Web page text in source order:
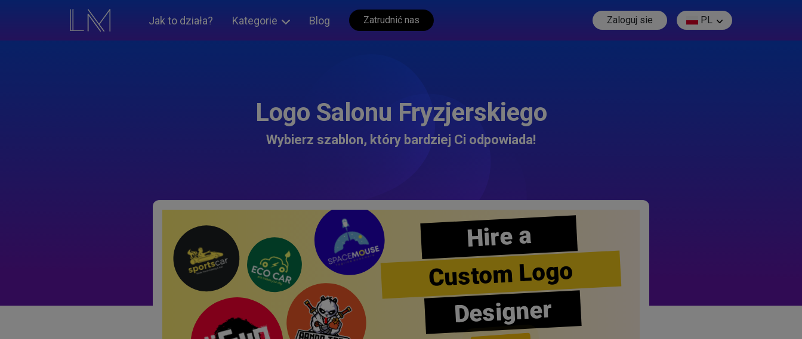
Jak to działa? Kategorie Blog Zatrudnić nas Zaloguj sie PL
Logo Salonu Fryzjerskiego
Wybierz szablon, który bardziej Ci odpowiada!
Hire a
Custom Logo
Designer